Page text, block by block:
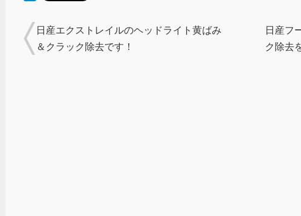
日産エクストレイルのヘッドライト黄ばみ
＆クラック除去です！
日産フ
ク除去